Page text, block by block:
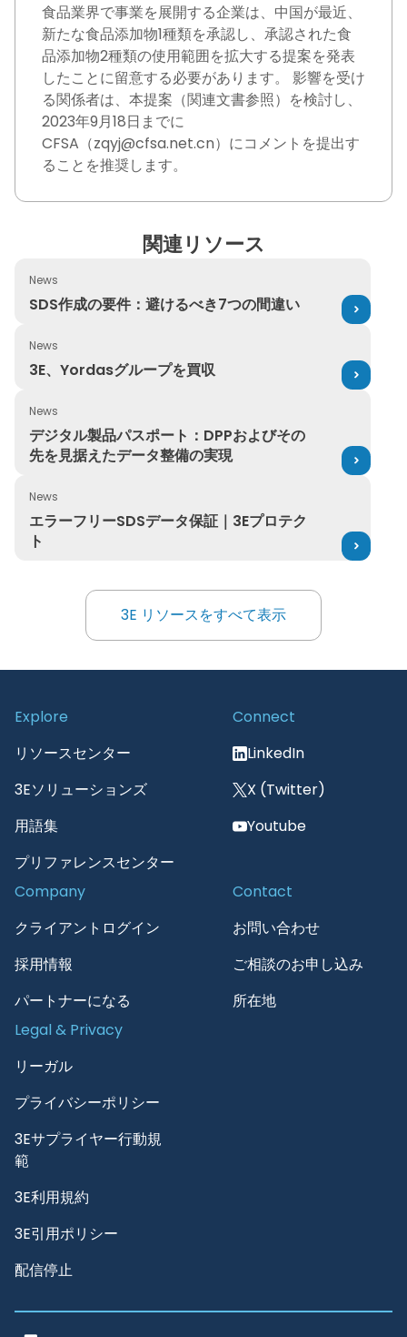
食品業界で事業を展開する企業は、中国が最近、
新たな食品添加物1種類を承認し、承認された食
品添加物2種類の使用範囲を拡大する提案を発表
したことに留意する必要があります。 影響を受け
る関係者は、本提案（関連文書参照）を検討し、
2023年9月18日までに
CFSA（zqyj@cfsa.net.cn）にコメントを提出す
ることを推奨します。
関連リソース
News
SDS作成の要件：避けるべき7つの間違い
SDS作成の要件：避けるべき7つの間違い
News
3E、Yordasグループを買収
3E、Yordasグループを買収
News
デジタル製品パスポート：DPPおよびその
先を見据えたデータ整備の実現
デジタル製品パスポート：DPPおよびその先を見据えたデ
News
エラーフリーSDSデータ保証｜3Eプロテク
ト
エラーフリーSDSデータ保証｜3Eプロテクト
3E リソースをすべて表示
3E リソースをすべて表示
Explore
リソースセンター
3Eソリューションズ
用語集
プリファレンスセンター
Connect
LinkedIn
X (Twitter)
Youtube
Company
クライアントログイン
採用情報
パートナーになる
Contact
お問い合わせ
ご相談のお申し込み
所在地
Legal & Privacy
リーガル
プライバシーポリシー
3Eサプライヤー行動規
範
3E利用規約
3E引用ポリシー
配信停止